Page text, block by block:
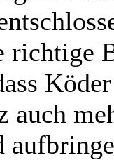
richtige
auch